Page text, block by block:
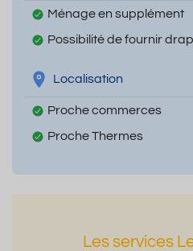
Ménage en supplément
Possibilité de fournir
Localisation
Proche commerces
Proche Thermes
Les services